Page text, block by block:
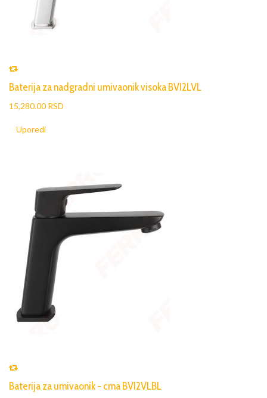
Baterija za nadgradni umivaonik visoka BVI2LVL
15,280.00 RSD
Uporedi
Baterija za umivaonik - crna BVI2VLBL